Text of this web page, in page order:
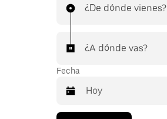
¿De dónde vienes?
¿A dónde vas?
Fecha